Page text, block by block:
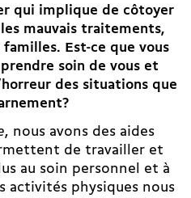
qui implique de côtoyer
mauvais traitements,
Est-ce que vous
soin de vous et
des situations que
, nous avons des aides
de travailler et
au soin personnel et à
activités physiques nous